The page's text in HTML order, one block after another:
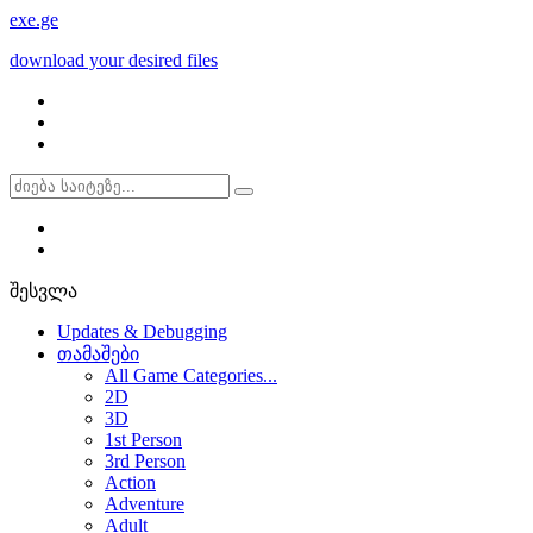
exe.ge
download your desired files
შესვლა
Updates & Debugging
თამაშები
All Game Categories...
2D
3D
1st Person
3rd Person
Action
Adventure
Adult